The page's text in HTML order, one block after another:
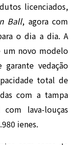
licenciados,
Ball, agora com
o dia a dia. A
um novo modelo
vedação
total de
com a tampa
lava-louças
ienes.